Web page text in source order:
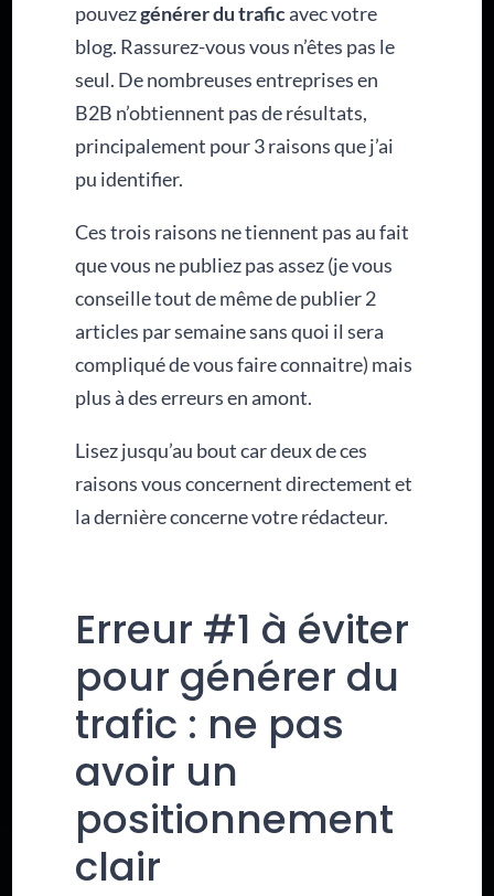
pouvezgénérer du traficavec votre
blog. Rassurez-vous vous n’êtes pas le
seul. De nombreuses entreprises en
B2B n’obtiennent pas de résultats,
principalement pour 3 raisons que j’ai
pu identifier.
Ces trois raisons ne tiennent pas au fait
que vous ne publiez pas assez (je vous
conseille tout de même de publier 2
articles par semaine sans quoi il sera
compliqué de vous faire connaitre) mais
plus à des erreurs en amont.
Lisez jusqu’au bout car deux de ces
raisons vous concernent directement et
la dernière concerne votre rédacteur.
Erreur #1 à éviter
pour générer du
trafic : ne pas
avoir un
positionnement
clair